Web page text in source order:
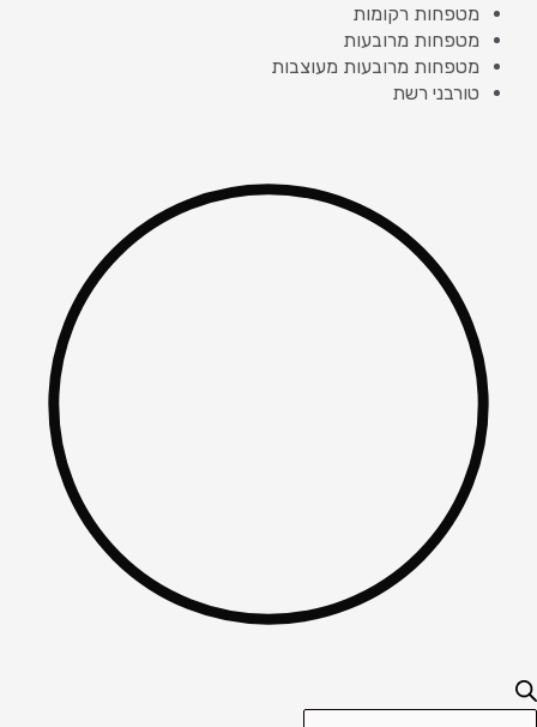
מטפחות רקומות
מטפחות מרובעות
מטפחות מרובעות מעוצבות
טורבני רשת